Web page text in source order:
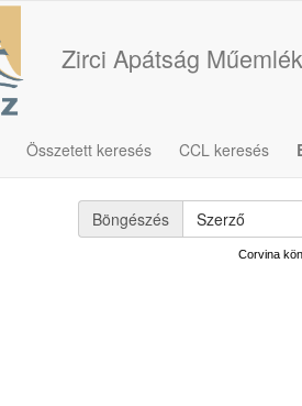
Zirci Apátság
Összetett keresés CCL keresés
Böngészés Szerző
Corvina